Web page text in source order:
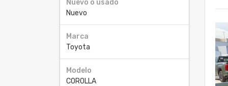
Nuevo o usado
Nuevo
Marca
Toyota
Modelo
COROLLA